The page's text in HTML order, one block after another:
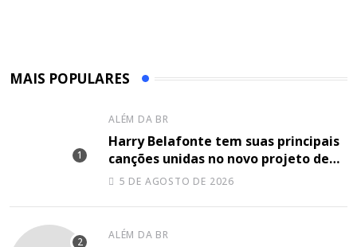
MAIS POPULARES
ALÉM DA BR
Harry Belafonte tem suas principais
canções unidas no novo projeto de
Sir5 DE AGOSTO DE 2026
ALÉM DA BR